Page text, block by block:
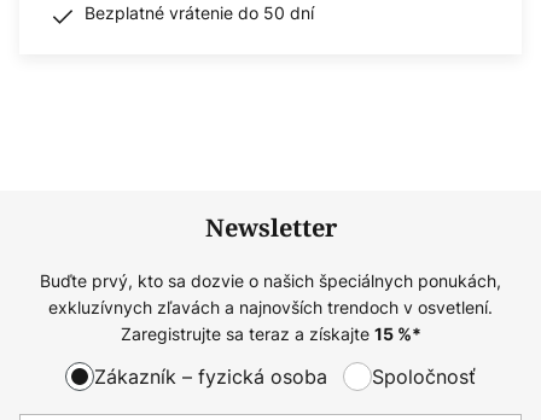
Bezplatné vrátenie do 50 dní
Newsletter
Buďte prvý, kto sa dozvie o našich špeciálnych ponukách,
exkluzívnych zľavách a najnovších trendoch v osvetlení.
Zaregistrujte sa teraz a získajte 15%*
Zákazník – fyzická osoba Spoločnosť